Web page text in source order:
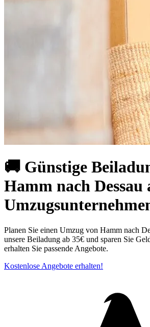
🚚 Günstige
Hamm nach Dessau
Planen Sie einen Umzug von Hamm nach
unsere Beiladung ab 35€ und sparen Sie
erhalten Sie passende Angebote.
Kostenlose Angebote erhalten!